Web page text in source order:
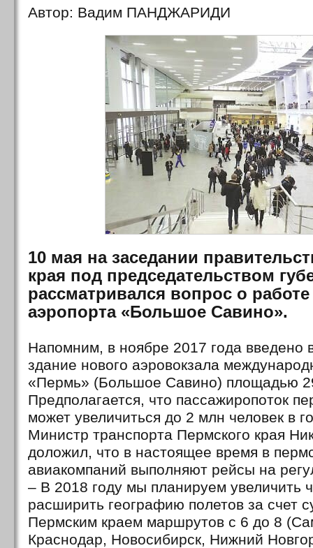
Автор: Вадим ПАНДЖАРИДИ
10 мая на заседании
края под председательством
рассматривался вопрос о
аэропорта «Большое Савино».
Напомним, в ноябре 2017 года введено
здание нового аэровокзала
«Пермь» (Большое Савино) площадью
Предполагается, что пассажиропоток
может увеличиться до 2 млн человек в
Министр транспорта Пермского края
доложил, что в настоящее время в
авиакомпаний выполняют рейсы на
– В 2018 году мы планируем увеличить
расширить географию полетов за счет
Пермским краем маршрутов с 6 до 8
Краснодар, Новосибирск, Нижний